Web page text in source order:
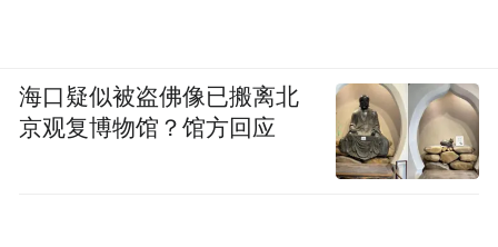
海口疑似被盗佛像已搬离北
京观复博物馆？馆方回应